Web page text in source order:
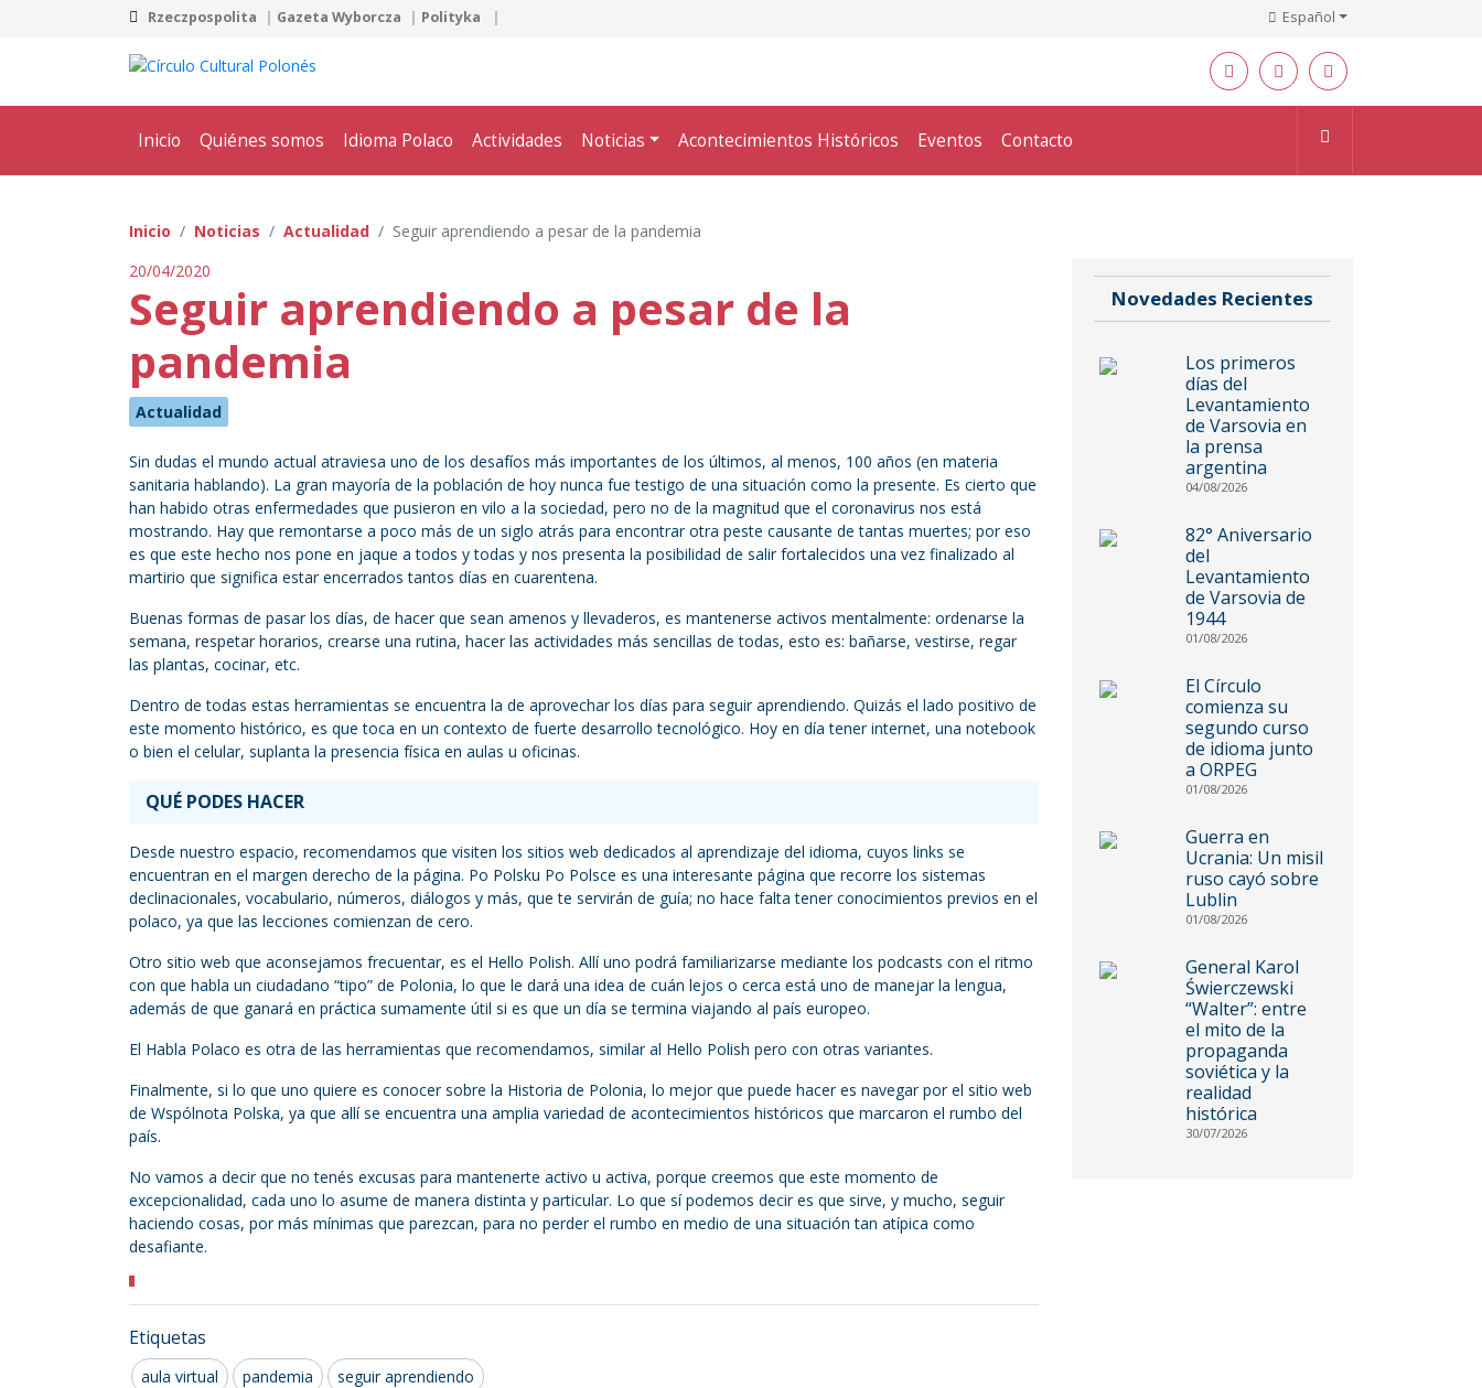
Rzeczpospolita Gazeta Wyborcza Polityka Español
Inicio Quiénes somos Idioma Polaco Actividades Noticias Acontecimientos Históricos Eventos Contacto
Inicio Noticias Actualidad
Seguir aprendiendo a pesar de la pandemia
20/04/2020
Seguir aprendiendo a pesar de la
pandemia
Actualidad
Sin dudas el mundo actual atraviesa uno de los desafíos más importantes de los últimos, al menos, 100 años (en materia
sanitaria hablando). La gran mayoría de la población de hoy nunca fue testigo de una situación como la presente. Es cierto que
han habido otras enfermedades que pusieron en vilo a la sociedad, pero no de la magnitud que el coronavirus nos está
mostrando. Hay que remontarse a poco más de un siglo atrás para encontrar otra peste causante de tantas muertes; por eso
es que este hecho nos pone en jaque a todos y todas y nos presenta la posibilidad de salir fortalecidos una vez finalizado al
martirio que significa estar encerrados tantos días en cuarentena.
Buenas formas de pasar los días, de hacer que sean amenos y llevaderos, es mantenerse activos mentalmente: ordenarse la
semana, respetar horarios, crearse una rutina, hacer las actividades más sencillas de todas, esto es: bañarse, vestirse, regar
las plantas, cocinar, etc.
Dentro de todas estas herramientas se encuentra la de aprovechar los días para seguir aprendiendo. Quizás el lado positivo de
este momento histórico, es que toca en un contexto de fuerte desarrollo tecnológico. Hoy en día tener internet, una notebook
o bien el celular, suplanta la presencia física en aulas u oficinas.
QUÉ PODES HACER
Desde nuestro espacio, recomendamos que visiten los sitios web dedicados al aprendizaje del idioma, cuyos links se
encuentran en el margen derecho de la página. Po Polsku Po Polsce es una interesante página que recorre los sistemas
declinacionales, vocabulario, números, diálogos y más, que te servirán de guía; no hace falta tener conocimientos previos en el
polaco, ya que las lecciones comienzan de cero.
Otro sitio web que aconsejamos frecuentar, es el Hello Polish. Allí uno podrá familiarizarse mediante los podcasts con el ritmo
con que habla un ciudadano “tipo” de Polonia, lo que le dará una idea de cuán lejos o cerca está uno de manejar la lengua,
además de que ganará en práctica sumamente útil si es que un día se termina viajando al país europeo.
El Habla Polaco es otra de las herramientas que recomendamos, similar al Hello Polish pero con otras variantes.
Finalmente, si lo que uno quiere es conocer sobre la Historia de Polonia, lo mejor que puede hacer es navegar por el sitio web
de Wspólnota Polska, ya que allí se encuentra una amplia variedad de acontecimientos históricos que marcaron el rumbo del
país.
No vamos a decir que no tenés excusas para mantenerte activo u activa, porque creemos que este momento de
excepcionalidad, cada uno lo asume de manera distinta y particular. Lo que sí podemos decir es que sirve, y mucho, seguir
haciendo cosas, por más mínimas que parezcan, para no perder el rumbo en medio de una situación tan atípica como
desafiante.
Etiquetas
aula virtual pandemia seguir aprendiendo
Novedades Recientes
Los primeros
días del
Levantamiento
de Varsovia en
la prensa
argentina
04/08/2026
82° Aniversario
del
Levantamiento
de Varsovia de
1944
01/08/2026
El Círculo
comienza su
segundo curso
de idioma junto
a ORPEG
01/08/2026
Guerra en
Ucrania: Un misil
ruso cayó sobre
Lublin
01/08/2026
General Karol
Świerczewski
“Walter”: entre
el mito de la
propaganda
soviética y la
realidad
histórica
30/07/2026